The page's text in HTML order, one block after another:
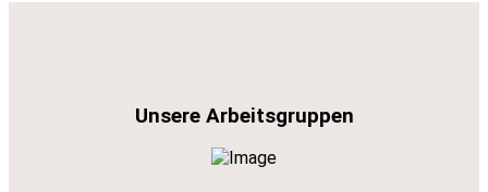
Unsere Arbeitsgruppen